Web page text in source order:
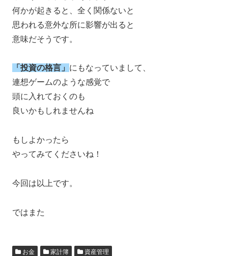
何かが起きると、全く関係ないと
思われる意外な所に影響が出ると
意味だそうです。
「投資の格言」 にもなっていまして、
連想ゲームのような感覚で
頭に入れておくのも
良いかもしれませんね
もしよかったら
やってみてくださいね！
今回は以上です。
ではまた
お金 家計簿 資産管理